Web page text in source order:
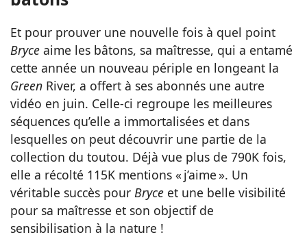
Et pour prouver une nouvelle fois à quel point
Bryce aime les bâtons, sa maîtresse, qui a entamé
cette année un nouveau périple en longeant la
Green River, a offert à ses abonnés une autre
vidéo en juin. Celle-ci regroupe les meilleures
séquences qu’elle a immortalisées et dans
lesquelles on peut découvrir une partie de la
collection du toutou. Déjà vue plus de 790K fois,
elle a récolté 115K mentions « j’aime ». Un
véritable succès pour Bryce et une belle visibilité
pour sa maîtresse et son objectif de
sensibilisation à la nature !